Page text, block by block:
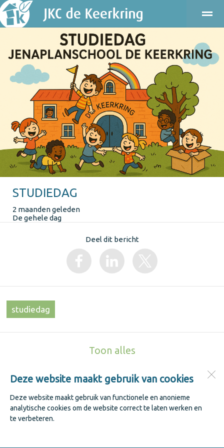
KINDEROPVANG KENNISMAKEN
E-mail Agenda
Deze website maakt gebruik van cookies
Deze website maakt gebruik van functionele en anonieme
analytische cookies om de website correct te laten werken en
te verbeteren.
STUDIEDAG
2 maanden geleden
De gehele dag
Deel dit bericht
studiedag
Toon alles
Jenaplanschool De Keerkring
Kastanjestraat 1
1741 WK
Schagen